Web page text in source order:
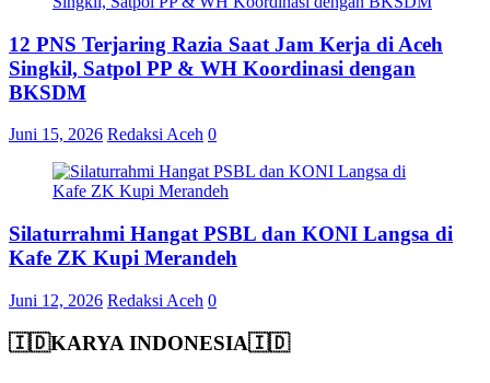
12 PNS Terjaring Razia Saat Jam Kerja di Aceh
Singkil, Satpol PP & WH Koordinasi dengan
BKSDM
Juni 15, 2026 Redaksi Aceh 0
Silaturrahmi Hangat PSBL dan KONI Langsa di
Kafe ZK Kupi Merandeh
Juni 12, 2026 Redaksi Aceh 0
🇮🇩KARYA INDONESIA🇮🇩